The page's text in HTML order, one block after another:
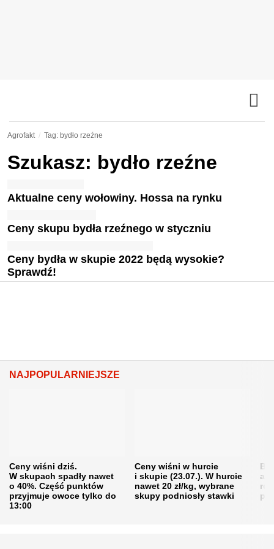
Agrofakt Tag: bydło rzeźne
Szukasz: bydło rzeźne
Aktualne ceny wołowiny. Hossa na rynku
Ceny skupu bydła rzeźnego w styczniu
Ceny bydła w skupie 2022 będą wysokie?
Sprawdź!
NAJPOPULARNIEJSZE
Ceny wiśni dziś.
W skupach spadły nawet
o 40%. Część punktów
przyjmuje owoce tylko do
13:00
Ceny wiśni w hurcie
i skupie (23.07.). W hurcie
nawet 20 zł/kg, wybrane
skupy podniosły stawki